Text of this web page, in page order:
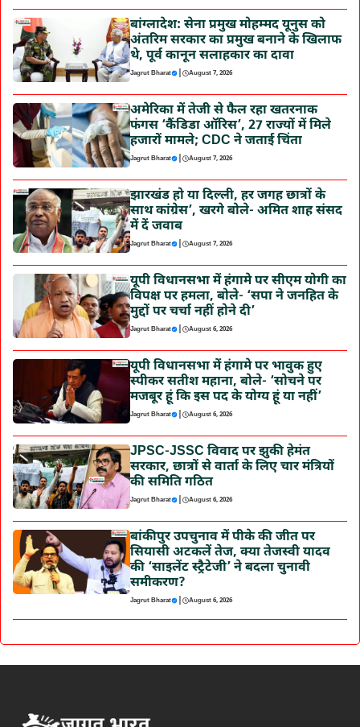
बांग्लादेश: सेना प्रमुख मोहम्मद यूनुस को
अंतरिम सरकार का प्रमुख बनाने के खिलाफ
थे, पूर्व कानून सलाहकार का दावा
Jagrut Bharat | August 7, 2026
अमेरिका में तेजी से फैल रहा खतरनाक
फंगस ‘कैंडिडा ऑरिस’, 27 राज्यों में मिले
हजारों मामले; CDC ने जताई चिंता
Jagrut Bharat | August 7, 2026
झारखंड हो या दिल्ली, हर जगह छात्रों के
साथ कांग्रेस’, खरगे बोले- अमित शाह संसद
में दें जवाब
Jagrut Bharat | August 7, 2026
यूपी विधानसभा में हंगामे पर सीएम योगी का
विपक्ष पर हमला, बोले- ‘सपा ने जनहित के
मुद्दों पर चर्चा नहीं होने दी’
Jagrut Bharat | August 6, 2026
यूपी विधानसभा में हंगामे पर भावुक हुए
स्पीकर सतीश महाना, बोले- ‘सोचने पर
मजबूर हूं कि इस पद के योग्य हूं या नहीं’
Jagrut Bharat | August 6, 2026
JPSC-JSSC विवाद पर झुकी हेमंत
सरकार, छात्रों से वार्ता के लिए चार मंत्रियों
की समिति गठित
Jagrut Bharat | August 6, 2026
बांकीपुर उपचुनाव में पीके की जीत पर
सियासी अटकलें तेज, क्या तेजस्वी यादव
की ‘साइलेंट स्ट्रैटेजी’ ने बदला चुनावी
समीकरण?
Jagrut Bharat | August 6, 2026